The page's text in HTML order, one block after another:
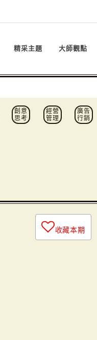
精采主題 大師觀點
創意
思考
經營
管理
廣告
行銷
收藏本期